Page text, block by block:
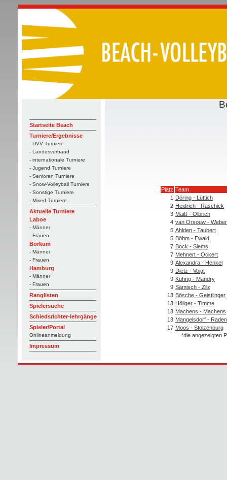
Startseite Beach
Turniere/Ergebnisse
- DVV Turniere
- Landesverband
- internationale Turniere
- Jugend Turniere
- Senioren Turniere
- Snow-Volleyball Turniere
- Sonstige Turniere
- Mixed Turniere
Aktuelle Turniere
Laboe
- Männer
- Frauen
Borkum
- Männer
- Frauen
Hamburg
- Männer
- Frauen
Ranglisten
Spielersuche
Schiedsrichter-lehrgänge
Spieler/Portal
Onlineanmeldung
Impressum
Platz Team
1 Döring - Lüttich
2 Heidrich - Raschick
3 Maiß - Olbrich
4 van Orsouw - Weber
5 Ahlden - Taubert
5 Böhm - Ewald
7 Bock - Siems
7 Mehnert - Ockert
9 Alexandra - Henkel
9 Dietz - Voigt
9 Kuhrig - Mandry
9 Sämisch - Zilz
13 Bösche - Geistlinger
13 Höllger - Timme
13 Machens - Machens
13 Mangelsdorf -
17 Moos - Stolzenburg
*die angezeigten